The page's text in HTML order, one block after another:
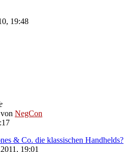
19:48
von NegCon
& Co. die klassischen Handhelds?
19:01